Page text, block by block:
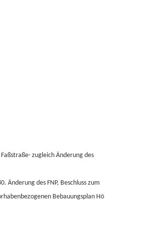
zugleich Änderung des
Änderung des FNP, Beschluss zum
Bebauungsplan Hö